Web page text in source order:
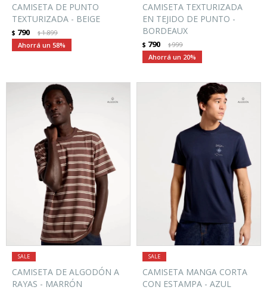
CAMISETA DE PUNTO
TEXTURIZADA - BEIGE
$ 790 $1.899
58
CAMISETA TEXTURIZADA
EN TEJIDO DE PUNTO -
BORDEAUX
$ 790 $999
20
CAMISETA DE ALGODÓN A
RAYAS - MARRÓN
CAMISETA MANGA CORTA
CON ESTAMPA - AZUL